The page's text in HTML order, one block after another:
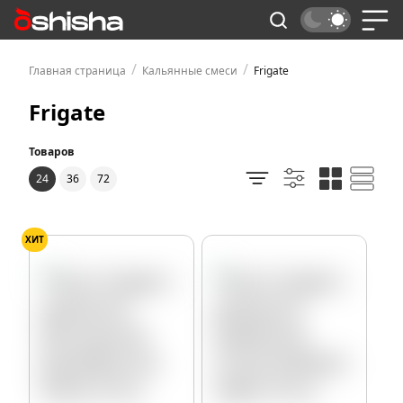
Главная страница / Кальянные смеси / Frigate
Frigate
Товаров
24
36 72
ХИТ